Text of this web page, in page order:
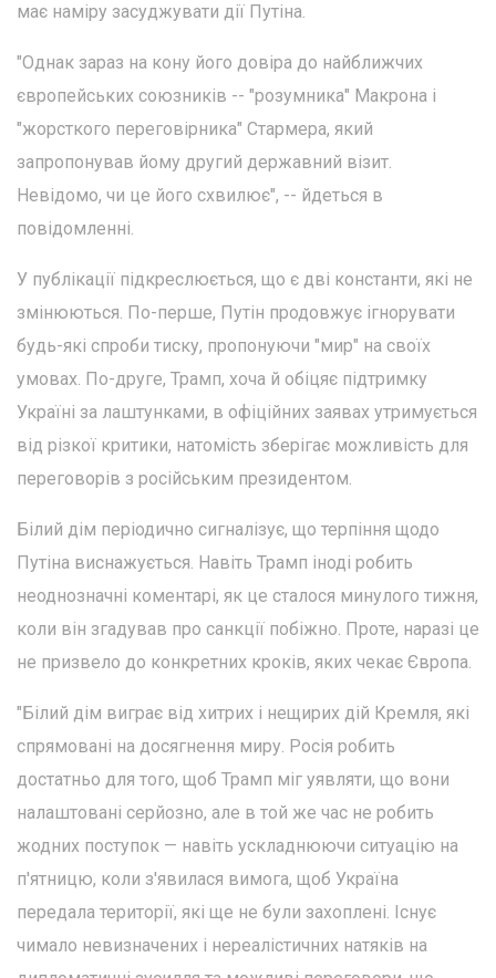
має наміру засуджувати дії Путіна.
"Однак зараз на кону його довіра до найближчих
європейських союзників -- "розумника" Макрона і
"жорсткого переговірника" Стармера, який
запропонував йому другий державний візит.
Невідомо, чи це його схвилює", -- йдеться в
повідомленні.
У публікації підкреслюється, що є дві константи, які не
змінюються. По-перше, Путін продовжує ігнорувати
будь-які спроби тиску, пропонуючи "мир" на своїх
умовах. По-друге, Трамп, хоча й обіцяє підтримку
Україні за лаштунками, в офіційних заявах утримується
від різкої критики, натомість зберігає можливість для
переговорів з російським президентом.
Білий дім періодично сигналізує, що терпіння щодо
Путіна виснажується. Навіть Трамп іноді робить
неоднозначні коментарі, як це сталося минулого тижня,
коли він згадував про санкції побіжно. Проте, наразі це
не призвело до конкретних кроків, яких чекає Європа.
"Білий дім виграє від хитрих і нещирих дій Кремля, які
спрямовані на досягнення миру. Росія робить
достатньо для того, щоб Трамп міг уявляти, що вони
налаштовані серйозно, але в той же час не робить
жодних поступок — навіть ускладнюючи ситуацію на
п'ятницю, коли з'явилася вимога, щоб Україна
передала території, які ще не були захоплені. Існує
чимало невизначених і нереалістичних натяків на